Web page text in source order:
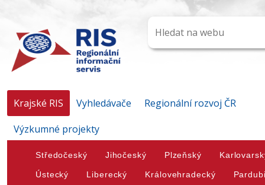
Krajské RIS Vyhledávače
Regionální rozvoj ČR
Výzkumné projekty
Středočeský Jihočeský Plzeňský
Ústecký Liberecký Královehradecký